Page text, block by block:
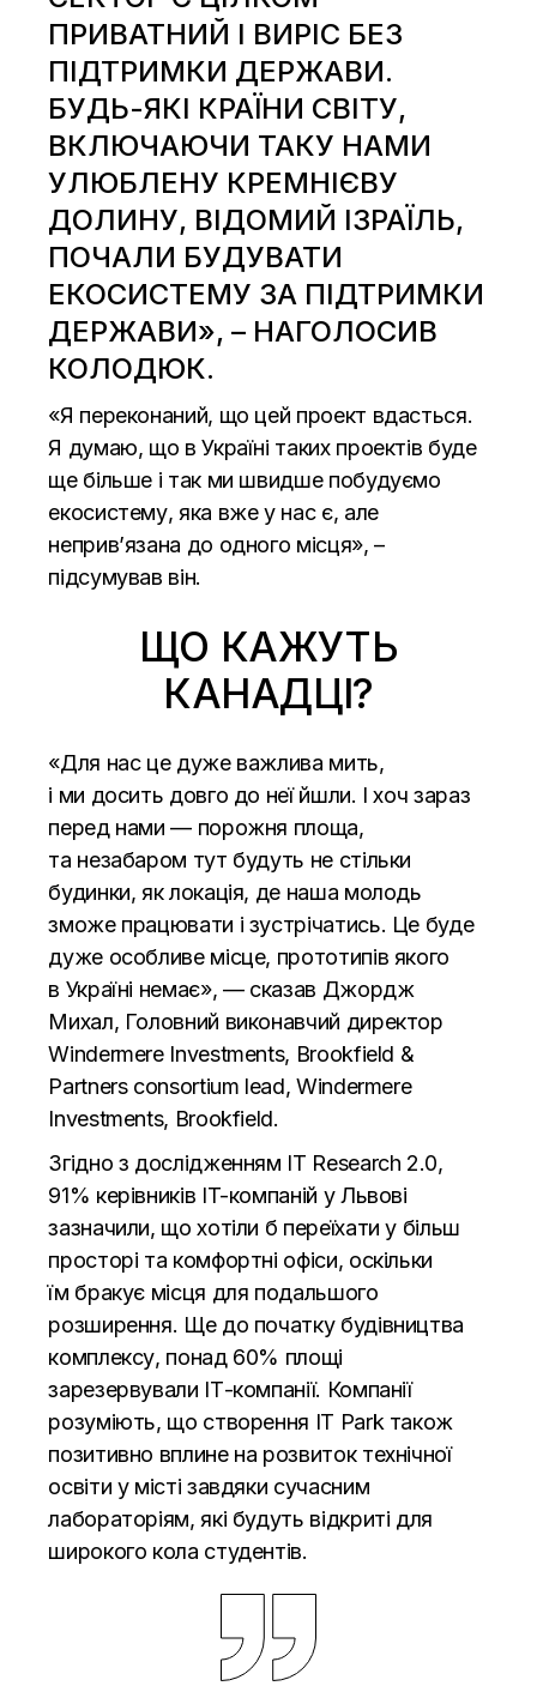
ПРИВАТНИЙ І ВИРІС БЕЗ
ПІДТРИМКИ ДЕРЖАВИ.
БУДЬ-ЯКІ КРАЇНИ СВІТУ,
ВКЛЮЧАЮЧИ ТАКУ НАМИ
УЛЮБЛЕНУ КРЕМНІЄВУ
ДОЛИНУ, ВІДОМИЙ ІЗРАЇЛЬ,
ПОЧАЛИ БУДУВАТИ
ЕКОСИСТЕМУ ЗА ПІДТРИМКИ
ДЕРЖАВИ», – НАГОЛОСИВ
КОЛОДЮК.
«Я переконаний, що цей проект вдасться.
Я думаю, що в Україні таких проектів буде
ще більше і так ми швидше побудуємо
екосистему, яка вже у нас є, але
неприв’язана до одного місця», –
підсумував він.
ЩО КАЖУТЬ
КАНАДЦІ?
«Для нас це дуже важлива мить,
і ми досить довго до неї йшли. І хоч зараз
перед нами — порожня площа,
та незабаром тут будуть не стільки
будинки, як локація, де наша молодь
зможе працювати і зустрічатись. Це буде
дуже особливе місце, прототипів якого
в Україні немає», — сказав Джордж
Михал, Головний виконавчий директор
Windermere Investments, Brookfield &
Partners consortium lead, Windermere
Investments, Brookfield.
Згідно з дослідженням IT Research 2.0,
91% керівників IT-компаній у Львові
зазначили, що хотіли б переїхати у більш
просторі та комфортні офіси, оскільки
їм бракує місця для подальшого
розширення. Ще до початку будівництва
комплексу, понад 60% площі
зарезервували ІТ-компанії. Компанії
розуміють, що створення IT Park також
позитивно вплине на розвиток технічної
освіти у місті завдяки сучасним
лабораторіям, які будуть відкриті для
широкого кола студентів.